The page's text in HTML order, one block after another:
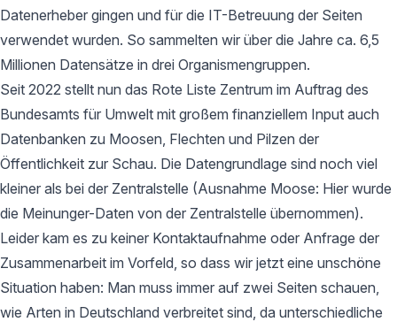
Datenerheber gingen und für die IT-Betreuung der Seiten
verwendet wurden. So sammelten wir über die Jahre ca. 6,5
Millionen Datensätze in drei Organismengruppen.
Seit 2022 stellt nun das Rote Liste Zentrum im Auftrag des
Bundesamts für Umwelt mit großem finanziellem Input auch
Datenbanken zu Moosen, Flechten und Pilzen der
Öffentlichkeit zur Schau. Die Datengrundlage sind noch viel
kleiner als bei der Zentralstelle (Ausnahme Moose: Hier wurde
die Meinunger-Daten von der Zentralstelle übernommen).
Leider kam es zu keiner Kontaktaufnahme oder Anfrage der
Zusammenarbeit im Vorfeld, so dass wir jetzt eine unschöne
Situation haben: Man muss immer auf zwei Seiten schauen,
wie Arten in Deutschland verbreitet sind, da unterschiedliche